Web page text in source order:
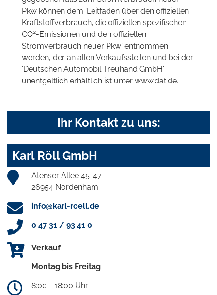
Pkw können dem 'Leitfaden über den offiziellen
Kraftstoffverbrauch, die offiziellen spezifischen
CO2-Emissionen und den offiziellen
Stromverbrauch neuer Pkw' entnommen
werden, der an allen Verkaufsstellen und bei der
'Deutschen Automobil Treuhand GmbH'
unentgeltlich erhältlich ist unter www.dat.de.
Ihr Kontakt zu uns:
Karl Röll GmbH
Atenser Allee 45-47
26954 Nordenham
info@karl-roell.de
0 47 31 / 93 41 0
Verkauf
Montag bis Freitag
8:00 - 18:00 Uhr